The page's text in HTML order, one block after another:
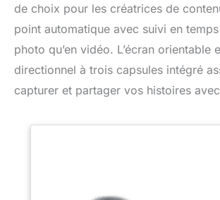
de choix pour les créatrices de
point automatique avec suivi en
photo qu’en vidéo. L’écran
directionnel à trois capsules intégré
capturer et partager vos histoires